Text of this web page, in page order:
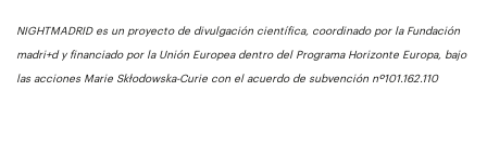
NIGHTMADRID es un proyecto de divulgación científica, coordinado por la Fundación
madri+d y financiado por la Unión Europea dentro del Programa Horizonte Europa, bajo
las acciones Marie Skłodowska-Curie con el acuerdo de subvención nº101.162.110